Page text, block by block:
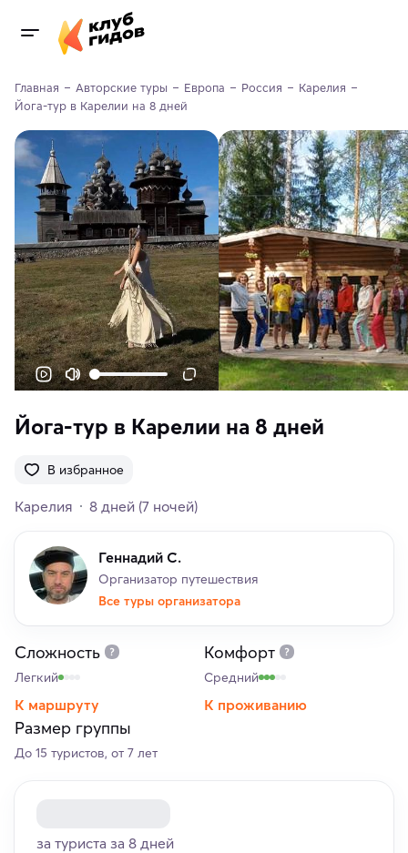
Главная Авторские туры Европа Россия
Карелия
Йога-тур в Карелии на 8 дней
Йога-тур в Карелии на 8 дней
В избранное
Карелия 8 дней (7 ночей)
Геннадий С.
Организатор путешествия
Все туры организатора
Сложность
Легкий
К маршруту
Комфорт
Средний
К проживанию
Размер группы
До 15 туристов, от 7 лет
за туриста за 8 дней